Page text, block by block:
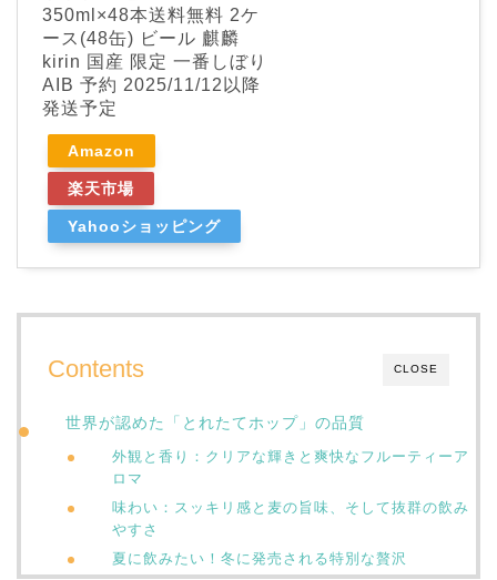
350ml×48本送料無料 2ケ
ース(48缶) ビール 麒麟
kirin 国産 限定 一番しぼり
AIB 予約 2025/11/12以降
発送予定
Amazon
楽天市場
Yahooショッピング
CLOSE
Contents
世界が認めた「とれたてホップ」の品質
外観と香り：クリアな輝きと爽快なフルーティーア
ロマ
味わい：スッキリ感と麦の旨味、そして抜群の飲み
やすさ
夏に飲みたい！冬に発売される特別な贅沢